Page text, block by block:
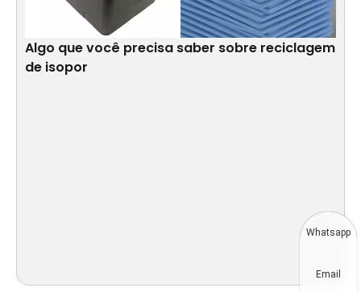
Algo que você precisa saber sobre reciclagem
de isopor
Whatsapp
Email